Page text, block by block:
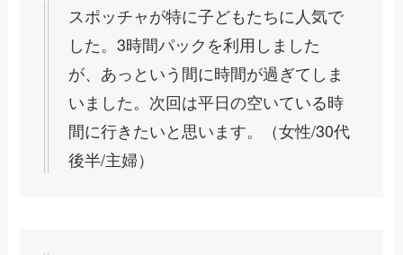
スポッチャが特に子どもたちに人気で
した。3時間パックを利用しました
が、あっという間に時間が過ぎてしま
いました。次回は平日の空いている時
間に行きたいと思います。（女性/30代
後半/主婦）